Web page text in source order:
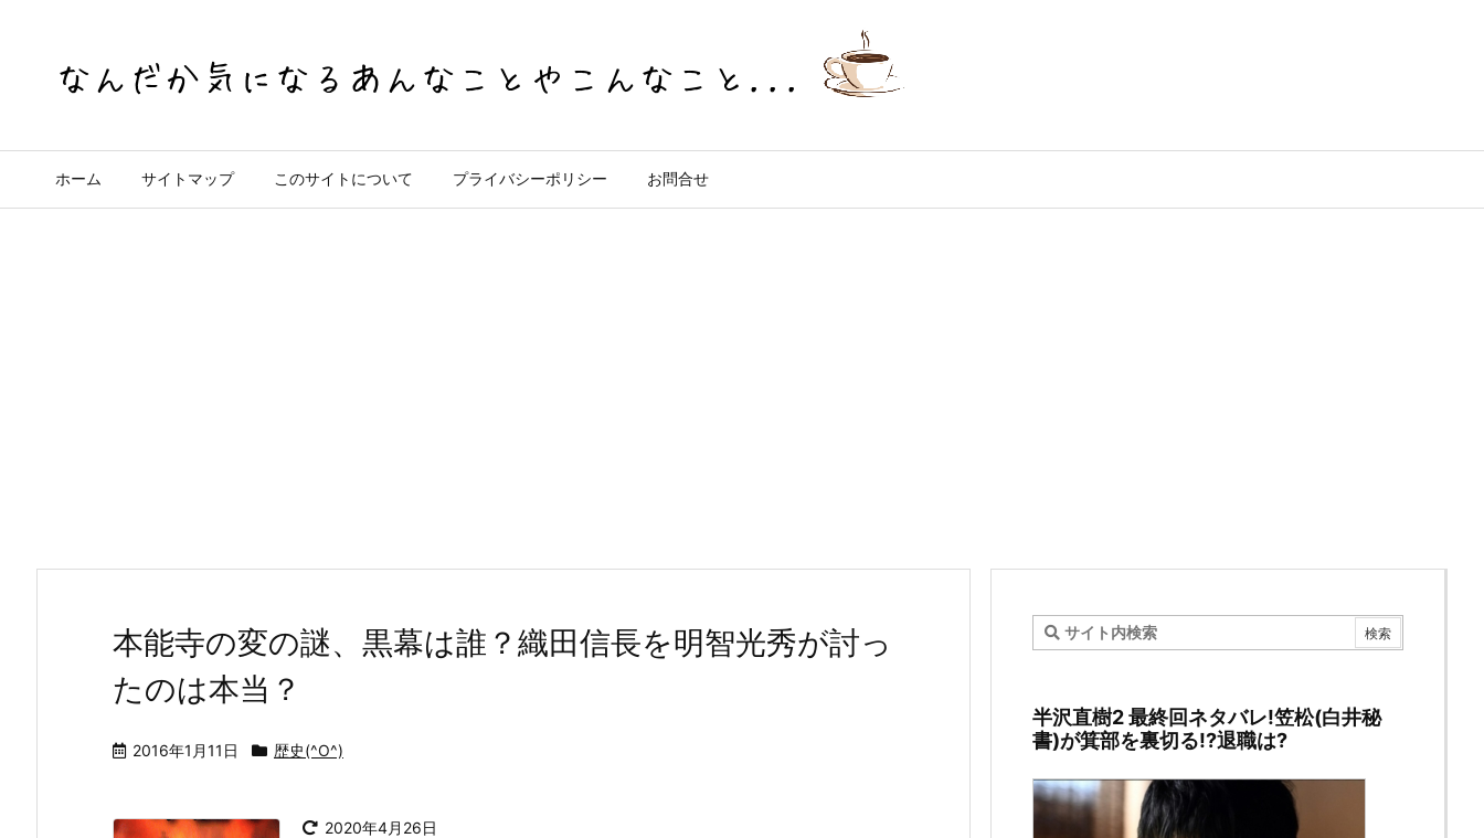
ホーム サイトマップ このサイトについて プライバシーポリシー お問合せ
本能寺の変の謎、黒幕は誰？織田信長を明智光秀が討っ
たのは本当？
2016年1月11日 歴史(^O^)
2020年4月26日
半沢直樹2 最終回ネタバレ!笠松(白井秘
書)が箕部を裏切る!?退職は?